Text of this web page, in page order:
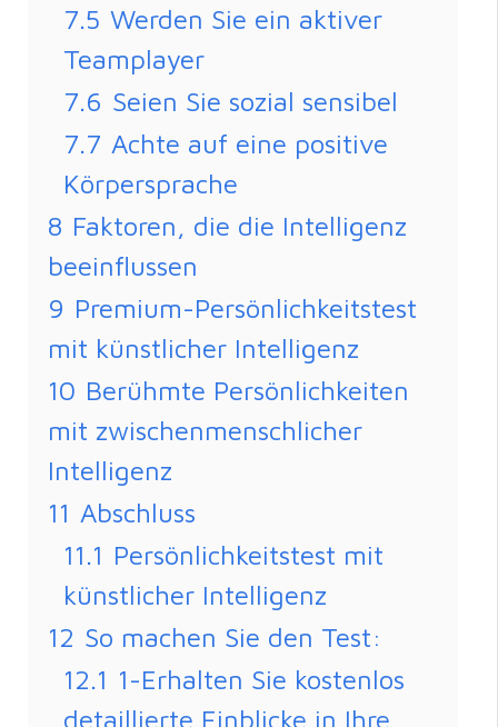
7.5 Werden Sie ein aktiver
Teamplayer
7.6 Seien Sie sozial sensibel
7.7 Achte auf eine positive
Körpersprache
8 Faktoren, die die Intelligenz
beeinflussen
9 Premium-Persönlichkeitstest
mit künstlicher Intelligenz
10 Berühmte Persönlichkeiten
mit zwischenmenschlicher
Intelligenz
11 Abschluss
11.1 Persönlichkeitstest mit
künstlicher Intelligenz
12 So machen Sie den Test:
12.1 1-Erhalten Sie kostenlos
detaillierte Einblicke in Ihre